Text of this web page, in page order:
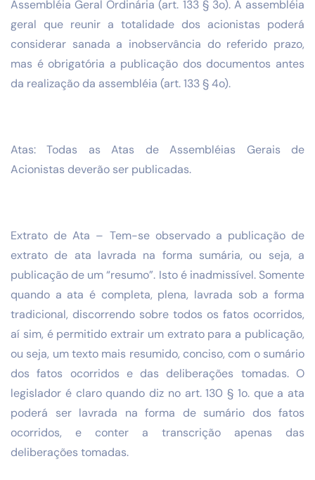
Assembléia Geral Ordinária (art. 133 § 3o). A assembléia
geral que reunir a totalidade dos acionistas poderá
considerar sanada a inobservância do referido prazo,
mas é obrigatória a publicação dos documentos antes
da realização da assembléia (art. 133 § 4o).
Atas: Todas as Atas de Assembléias Gerais de
Acionistas deverão ser publicadas.
Extrato de Ata – Tem-se observado a publicação de
extrato de ata lavrada na forma sumária, ou seja, a
publicação de um “resumo”. Isto é inadmissível. Somente
quando a ata é completa, plena, lavrada sob a forma
tradicional, discorrendo sobre todos os fatos ocorridos,
aí sim, é permitido extrair um extrato para a publicação,
ou seja, um texto mais resumido, conciso, com o sumário
dos fatos ocorridos e das deliberações tomadas. O
legislador é claro quando diz no art. 130 § 1o. que a ata
poderá ser lavrada na forma de sumário dos fatos
ocorridos, e conter a transcrição apenas das
deliberações tomadas.